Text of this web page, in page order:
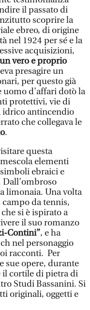
il passato di
scoprire la
ebreo, di origine
nel 1924 per sé e la
acquisizioni,
vero e proprio
presagire un
per questo già
d’affari dotò la
protettivi, vie di
idrico antincendio
che collegava le
.
questa
elementi
ebraici e
limonaia. Una volta
da tennis,
si è ispirato a
il suo romanzo
Contini”, e ha
nel personaggio
racconti. Per
sue opere, durante
il cortile di pietra di
Studi Bassanini. Si
originali, oggetti e